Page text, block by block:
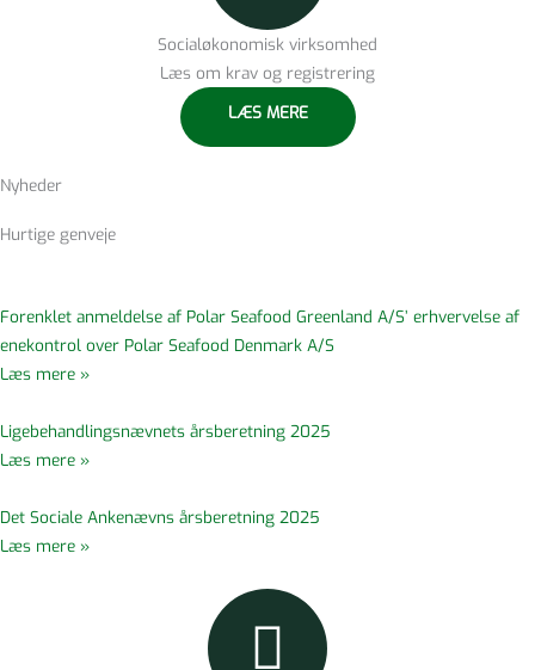
Socialøkonomisk virksomhed
Læs om krav og registrering
LÆS MERE
Nyheder
Hurtige genveje
Forenklet anmeldelse af Polar Seafood Greenland A/S’ erhvervelse af
enekontrol over Polar Seafood Denmark A/S
Læs mere »
Ligebehandlingsnævnets årsberetning 2025
Læs mere »
Det Sociale Ankenævns årsberetning 2025
Læs mere »